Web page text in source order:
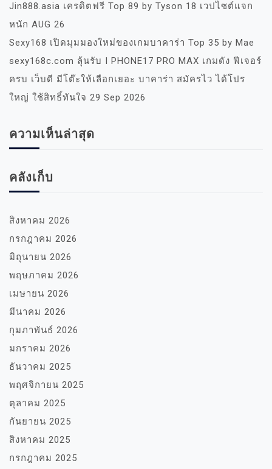
Jin888.asia เครดิตฟรี Top 89 by Tyson 18 เวปไซต์แจก
หนัก AUG 26
Sexy168 เปิดมุมมองใหม่ของเกมบาคาร่า Top 35 by Mae
sexy168c.com ลุ้นรับ I PHONE17 PRO MAX เกมดัง ฟีเจอร์
ครบ เว็บดี มีโต๊ะให้เลือกเยอะ บาคาร่า สมัครไว ได้โปร
ใหญ่ ใช้สิทธิ์ทันใจ 29 Sep 2026
ความเห็นล่าสุด
คลังเก็บ
สิงหาคม 2026
กรกฎาคม 2026
มิถุนายน 2026
พฤษภาคม 2026
เมษายน 2026
มีนาคม 2026
กุมภาพันธ์ 2026
มกราคม 2026
ธันวาคม 2025
พฤศจิกายน 2025
ตุลาคม 2025
กันยายน 2025
สิงหาคม 2025
กรกฎาคม 2025